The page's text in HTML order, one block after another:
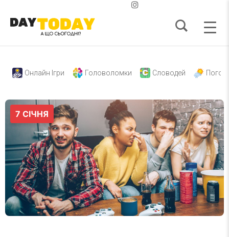
Онлайн Ігри Головоломки Словодей